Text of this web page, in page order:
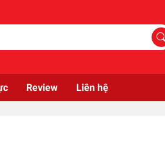
Review Liên hệ